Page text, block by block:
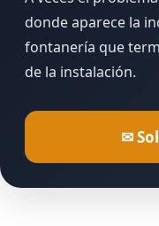
donde aparece la
fontanería que
de la instalación.
✉